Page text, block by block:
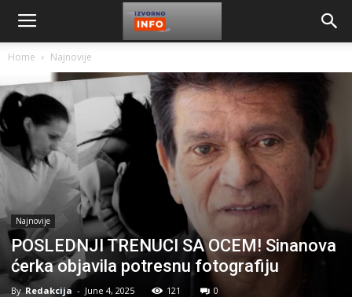
Home Najnovije
Najnovije
POSLEDNJI TRENUCI SA OCEM! Sinanova
ćerka objavila potresnu fotografiju
By Redakcija - June 4, 2025 121 0